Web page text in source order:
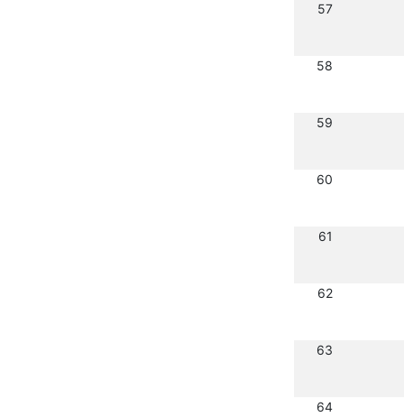
57
58
59
60
61
62
63
64